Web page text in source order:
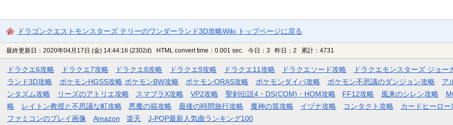
ドラゴンクエストモンスターズ テリーのワンダーランド3D攻略Wiki トップページに戻る
最終更新日：2020年04月17日 (金) 14:44:16 (2302d) HTML convert time：0.001 sec. 今日：3 昨日：2 累計：4731
ドラクエ6攻略 ドラクエ7攻略 ドラクエ8攻略 ドラクエ9攻略 ドラクエ11攻略 ドラクエソード攻略 ドラクエモンスターズ ジョー
ランド3D攻略
ポケモンHGSS攻略 ポケモンBW攻略 ポケモンORAS攻略 ポケモンダイパ攻略 ポケモン不思議のダンジョン攻略 ア
ンタズム攻略
リーズのアトリエ攻略 スマブラX攻略 VP2攻略 聖剣伝説4・DS(COM)・HOM攻略 FF12攻略 風来のシレン攻略
略
レイトン教授と不思議な町攻略 悪魔の箱攻略 最後の時間旅行攻略 魔神の笛攻略 イヅナ攻略 コンタクト攻略 カードヒーロー
ファミコンのプレイ画像
Amazon 楽天 J-POP最新人気曲ランキング100